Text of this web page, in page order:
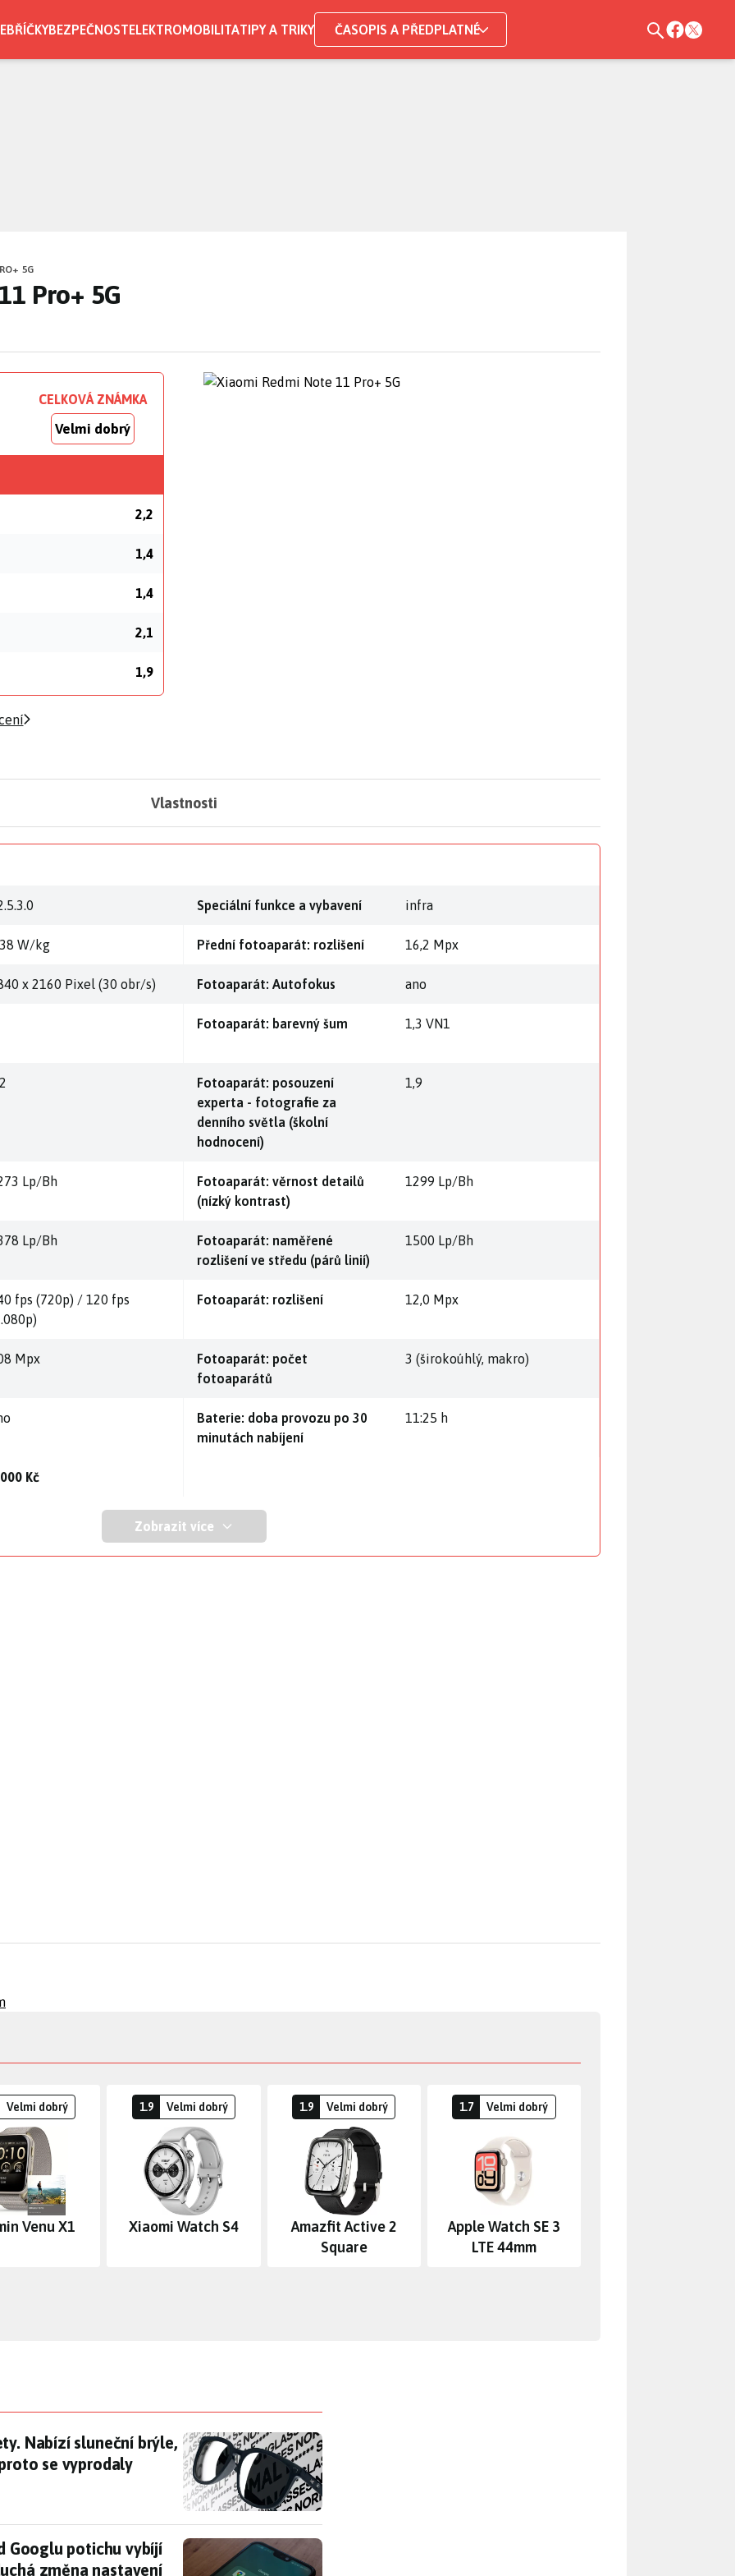
BEZPEČNOSTELEKTROMOBILITATIPY A TRIKY ČASOPIS A PŘEDPLATNÉ
5G
Pro+ 5G
CELKOVÁ ZNÁMKA
Velmi dobrý
2,2
1,4
1,4
2,1
1,9
Vlastnosti
Speciální funkce a vybavení infra
W/kg Přední fotoaparát: rozlišení 16,2 Mpx
x 2160 Pixel (30 obr/s) Fotoaparát: Autofokus ano
Fotoaparát: barevný šum 1,3 VN1
Fotoaparát: posouzení
experta - fotografie za
denního světla (školní
hodnocení)
1,9
Lp/Bh
Fotoaparát: věrnost detailů
(nízký kontrast)
1299 Lp/Bh
Lp/Bh
Fotoaparát: naměřené
rozlišení ve středu (párů linií)
1500 Lp/Bh
fps (720p) / 120 fps
Fotoaparát: rozlišení 12,0 Mpx
Mpx
Fotoaparát: počet
fotoaparátů
3 (širokoúhlý, makro)
Baterie: doba provozu po 30
minutách nabíjení
11:25 h
Kč
Zobrazit více
Velmi dobrý
Venu X1
1.9 Velmi dobrý
Xiaomi Watch S4
1.9 Velmi dobrý
Amazfit Active 2
Square
1.7 Velmi dobrý
Apple Watch SE 3
LTE 44mm
Nabízí sluneční brýle, které neumí vůbec nic, a přesně proto se vyprodaly
Nabízí sluneční brýle,
se vyprodaly
Googlu potichu vybíjí baterii telefonu. Pomůže jednoduchá změna nastavení
Googlu potichu vybíjí
změna nastavení